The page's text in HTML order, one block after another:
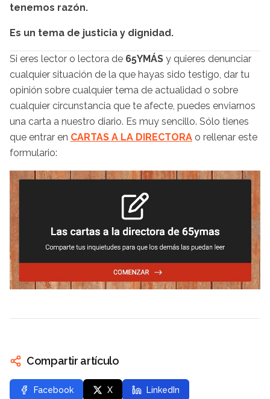
tenemos razón.
Es un tema de justicia y dignidad.
Si eres lector o lectora de 65YMÁS y quieres denunciar
cualquier situación de la que hayas sido testigo, dar tu
opinión sobre cualquier tema de actualidad o sobre
cualquier circunstancia que te afecte, puedes enviarnos
una carta a nuestro diario. Es muy sencillo. Sólo tienes
que entrar en CARTAS A LA DIRECTORA o rellenar este
formulario:
Compartir artículo
Facebook X LinkedIn